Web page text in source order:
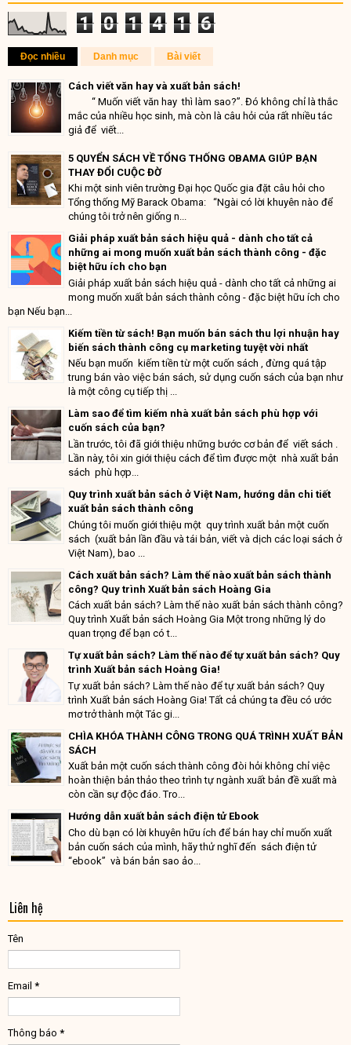
1 0 1 4 1 6
Đọc nhiều Danh mục Bài viết
Cách viết văn hay và xuất bản sách!
“ Muốn viết văn hay thì làm sao?”. Đó không chỉ là thắc
mắc của nhiều học sinh, mà còn là câu hỏi của rất nhiều tác
giả để viết...
5 QUYỂN SÁCH VỀ TỔNG THỐNG OBAMA GIÚP BẠN
THAY ĐỔI CUỘC ĐỜ
Khi một sinh viên trường Đại học Quốc gia đặt câu hỏi cho
Tổng thống Mỹ Barack Obama: “Ngài có lời khuyên nào để
chúng tôi trở nên giống n...
Giải pháp xuất bản sách hiệu quả - dành cho tất cả
những ai mong muốn xuất bản sách thành công - đặc
biệt hữu ích cho bạn
Giải pháp xuất bản sách hiệu quả - dành cho tất cả những ai
mong muốn xuất bản sách thành công - đặc biệt hữu ích cho
bạn Nếu bạn...
Kiếm tiền từ sách! Bạn muốn bán sách thu lợi nhuận hay
biến sách thành công cụ marketing tuyệt vời nhất
Nếu bạn muốn kiếm tiền từ một cuốn sách , đừng quá tập
trung bán vào việc bán sách, sử dụng cuốn sách của bạn như
là một công cụ tiếp thị ...
Làm sao để tìm kiếm nhà xuất bản sách phù hợp với
cuốn sách của bạn?
Lần trước, tôi đã giới thiệu những bước cơ bản để viết sách .
Lần này, tôi xin giới thiệu cách để tìm được một nhà xuất bản
sách phù hợp...
Quy trình xuất bản sách ở Việt Nam, hướng dẫn chi tiết
xuất bản sách thành công
Chúng tôi muốn giới thiệu một quy trình xuất bản một cuốn
sách (xuất bản lần đầu và tái bản, viết và dịch các loại sách ở
Việt Nam), bao ...
Cách xuất bản sách? Làm thế nào xuất bản sách thành
công? Quy trình Xuất bản sách Hoàng Gia
Cách xuất bản sách? Làm thế nào xuất bản sách thành công?
Quy trình Xuất bản sách Hoàng Gia Một trong những lý do
quan trọng để bạn có t...
Tự xuất bản sách? Làm thế nào để tự xuất bản sách? Quy
trình Xuất bản sách Hoàng Gia!
Tự xuất bản sách? Làm thế nào để tự xuất bản sách? Quy
trình Xuất bản sách Hoàng Gia! Tất cả chúng ta đều có ước
mơ trở thành một Tác gi...
CHÌA KHÓA THÀNH CÔNG TRONG QUÁ TRÌNH XUẤT BẢN
SÁCH
Xuất bản một cuốn sách thành công đòi hỏi không chỉ việc
hoàn thiện bản thảo theo trình tự ngành xuất bản đề xuất mà
còn cần sự độc đáo. Tro...
Hướng dẫn xuất bản sách điện tử Ebook
Cho dù bạn có lời khuyên hữu ích để bán hay chỉ muốn xuất
bản cuốn sách của mình, hãy thử nghĩ đến sách điện tử
“ebook” và bán bản sao ảo...
Liên hệ
Tên
Email *
Thông báo *